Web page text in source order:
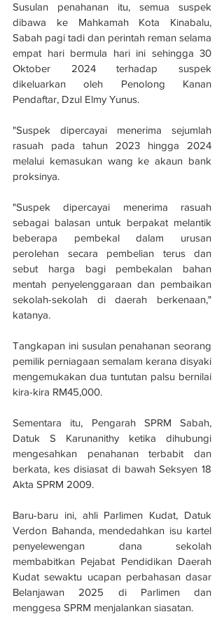
Susulan penahanan itu, semua suspek
dibawa ke Mahkamah Kota Kinabalu,
Sabah pagi tadi dan perintah reman selama
empat hari bermula hari ini sehingga 30
Oktober 2024 terhadap suspek
dikeluarkan oleh Penolong Kanan
Pendaftar, Dzul Elmy Yunus.
"Suspek dipercayai menerima sejumlah
rasuah pada tahun 2023 hingga 2024
melalui kemasukan wang ke akaun bank
proksinya.
"Suspek dipercayai menerima rasuah
sebagai balasan untuk berpakat melantik
beberapa pembekal dalam urusan
perolehan secara pembelian terus dan
sebut harga bagi pembekalan bahan
mentah penyelenggaraan dan pembaikan
sekolah-sekolah di daerah berkenaan,"
katanya.
Tangkapan ini susulan penahanan seorang
pemilik perniagaan semalam kerana disyaki
mengemukakan dua tuntutan palsu bernilai
kira-kira RM45,000.
Sementara itu, Pengarah SPRM Sabah,
Datuk S Karunanithy ketika dihubungi
mengesahkan penahanan terbabit dan
berkata, kes disiasat di bawah Seksyen 18
Akta SPRM 2009.
Baru-baru ini, ahli Parlimen Kudat, Datuk
Verdon Bahanda, mendedahkan isu kartel
penyelewengan dana sekolah
membabitkan Pejabat Pendidikan Daerah
Kudat sewaktu ucapan perbahasan dasar
Belanjawan 2025 di Parlimen dan
menggesa SPRM menjalankan siasatan.